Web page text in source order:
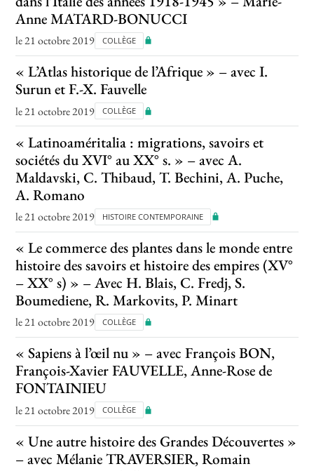
Anne MATARD-BONUCCI
le 21 octobre 2019 COLLÈGE
« L’Atlas historique de l’Afrique » – avec I.
Surun et F.-X. Fauvelle
le 21 octobre 2019 COLLÈGE
« Latinoaméritalia : migrations, savoirs et
sociétés du XVI° au XX° s. » – avec A.
Maldavski, C. Thibaud, T. Bechini, A. Puche,
A. Romano
le 21 octobre 2019 HISTOIRE CONTEMPORAINE
« Le commerce des plantes dans le monde entre
histoire des savoirs et histoire des empires (XV°
– XX° s) » – Avec H. Blais, C. Fredj, S.
Boumediene, R. Markovits, P. Minart
le 21 octobre 2019 COLLÈGE
« Sapiens à l’œil nu » – avec François BON,
François-Xavier FAUVELLE, Anne-Rose de
FONTAINIEU
le 21 octobre 2019 COLLÈGE
« Une autre histoire des Grandes Découvertes »
– avec Mélanie TRAVERSIER, Romain